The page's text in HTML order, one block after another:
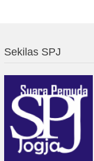
Sekilas SPJ